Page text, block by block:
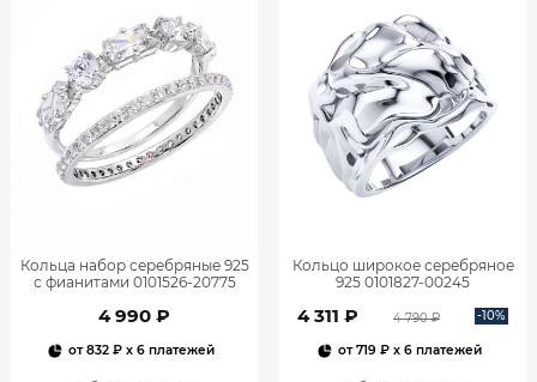
Кольца набор серебряные 925
с фианитами 0101526-20775
4 990 ₽
от832 ₽ x 6 платежей
Кольцо широкое серебряное
925 0101827-00245
4 311 ₽ 4 790 ₽ -10%
от719 ₽ x 6 платежей